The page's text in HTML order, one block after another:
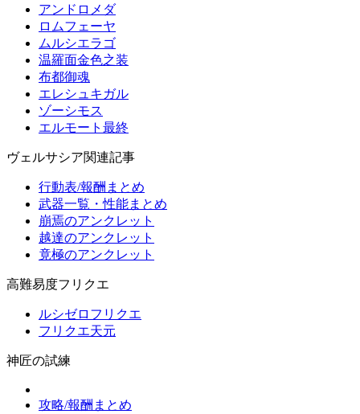
アンドロメダ
ロムフェーヤ
ムルシエラゴ
温羅面金色之装
布都御魂
エレシュキガル
ゾーシモス
エルモート最終
ヴェルサシア関連記事
行動表/報酬まとめ
武器一覧・性能まとめ
崩焉のアンクレット
越達のアンクレット
竟極のアンクレット
高難易度フリクエ
ルシゼロフリクエ
フリクエ天元
神匠の試練
攻略/報酬まとめ